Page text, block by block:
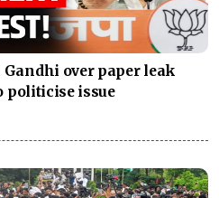
Gandhi over paper leak
politicise issue